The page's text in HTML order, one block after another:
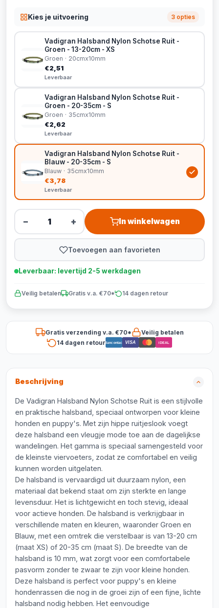
Kies je uitvoering 3 opties
Vadigran Halsband Nylon Schotse Ruit -
Groen - 13-20cm - XS
Groen · 20cmx10mm
€2,51
Leverbaar
Vadigran Halsband Nylon Schotse Ruit -
Groen - 20-35cm - S
Groen · 35cmx10mm
€2,62
Leverbaar
Vadigran Halsband Nylon Schotse Ruit -
Blauw - 20-35cm - S
Blauw · 35cmx10mm
€3,78
Leverbaar
− + In winkelwagen
Toevoegen aan favorieten
Leverbaar: levertijd 2-5 werkdagen
Veilig betalen Gratis v.a. €70* 14 dagen retour
Gratis verzending v.a. €70*
Veilig betalen
14 dagen retourBancontact VISA iDEAL
Beschrijving
De Vadigran Halsband Nylon Schotse Ruit is een stijlvolle
en praktische halsband, speciaal ontworpen voor kleine
honden en puppy's. Met zijn hippe ruitjeslook voegt
deze halsband een vleugje mode toe aan de dagelijkse
wandelingen. Het gamma is speciaal samengesteld voor
de kleinste viervoeters, zodat ze comfortabel en veilig
kunnen worden uitgelaten.
De halsband is vervaardigd uit duurzaam nylon, een
materiaal dat bekend staat om zijn sterkte en lange
levensduur. Het is lichtgewicht en toch stevig, ideaal
voor actieve honden. De halsband is verkrijgbaar in
verschillende maten en kleuren, waaronder Groen en
Blauw, met een omtrek die verstelbaar is van 13-20 cm
(maat XS) of 20-35 cm (maat S). De breedte van de
halsband is 10 mm, wat zorgt voor een comfortabele
pasvorm zonder te zwaar te zijn voor kleine honden.
Deze halsband is perfect voor puppy's en kleine
hondenrassen die nog in de groei zijn of een fijne, lichte
halsband nodig hebben. Het eenvoudige